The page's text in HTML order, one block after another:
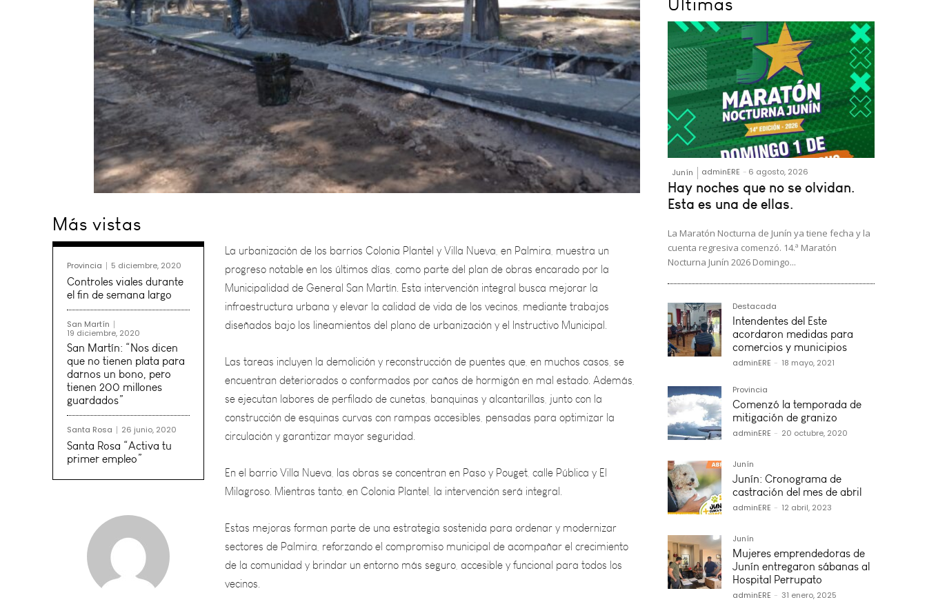
Más vistas
Provincia 5 diciembre, 2020
Controles viales durante
el fin de semana largo
San Martín
19 diciembre, 2020
San Martín: “Nos dicen
que no tienen plata para
darnos un bono, pero
tienen 200 millones
guardados”
Santa Rosa 26 junio, 2020
Santa Rosa “Activa tu
primer empleo”
progreso notable en los últimos días, como parte del plan de obras encarado por la
Municipalidad de General San Martín. Esta intervención integral busca mejorar la
infraestructura urbana y elevar la calidad de vida de los vecinos, mediante trabajos
diseñados bajo los lineamientos del plano de urbanización y el Instructivo Municipal.
Las tareas incluyen la demolición y reconstrucción de puentes que, en muchos casos, se
encuentran deteriorados o conformados por caños de hormigón en mal estado. Además,
se ejecutan labores de perfilado de cunetas, banquinas y alcantarillas, junto con la
construcción de esquinas curvas con rampas accesibles, pensadas para optimizar la
circulación y garantizar mayor seguridad.
En el barrio Villa Nueva, las obras se concentran en Paso y Pouget, calle Pública y El
Milagroso. Mientras tanto, en Colonia Plantel, la intervención será integral.
Estas mejoras forman parte de una estrategia sostenida para ordenar y modernizar
sectores de Palmira, reforzando el compromiso municipal de acompañar el crecimiento
de la comunidad y brindar un entorno más seguro, accesible y funcional para todos los
vecinos.
Últimas
Junín adminERE - 6 agosto, 2026
Hay noches que no se olvidan.
Esta es una de ellas.
La Maratón Nocturna de Junín ya tiene fecha y la
cuenta regresiva comenzó. 14.ª Maratón
Nocturna Junín 2026 Domingo...
Destacada
Intendentes del Este
acordaron medidas para
comercios y municipios
adminERE - 18 mayo, 2021
Provincia
Comenzó la temporada de
mitigación de granizo
adminERE - 20 octubre, 2020
Junín
Junín: Cronograma de
castración del mes de abril
adminERE - 12 abril, 2023
Junín
Mujeres emprendedoras de
Junín entregaron sábanas al
Hospital Perrupato
adminERE - 31 enero, 2025